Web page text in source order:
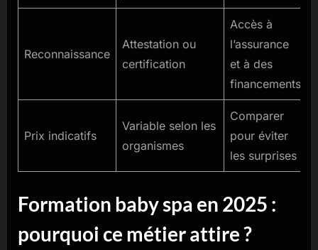
Reconnaissance
Attestation ou
certification
Accès à
l’assurance
et à des
financements
Prix indicatifs
Variable selon les
organismes
Comparer
pour éviter
les surprises
Formation baby spa en 2025 :
pourquoi ce métier attire ?